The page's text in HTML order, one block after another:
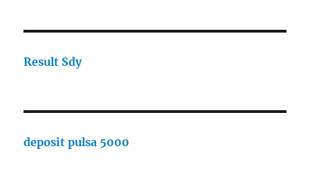
Result Sdy
deposit pulsa 5000